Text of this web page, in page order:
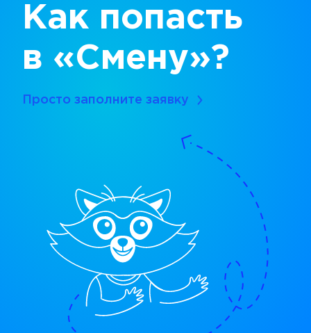
Как попасть
в «Смену»?
Просто заполните заявку